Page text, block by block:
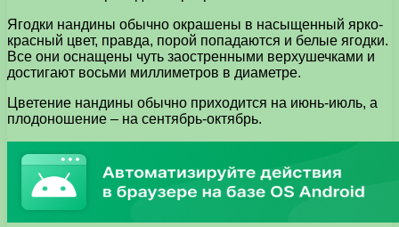
Ягодки нандины обычно окрашены в насыщенный ярко-
красный цвет, правда, порой попадаются и белые ягодки.
Все они оснащены чуть заостренными верхушечками и
достигают восьми миллиметров в диаметре.
Цветение нандины обычно приходится на июнь-июль, а
плодоношение – на сентябрь-октябрь.